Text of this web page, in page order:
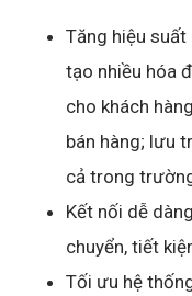
Tăng hiệu suất
tạo nhiều hóa
cho khách
bán hàng; lưu
cả trong
Kết nối dễ
chuyển, tiết
Tối ưu hệ